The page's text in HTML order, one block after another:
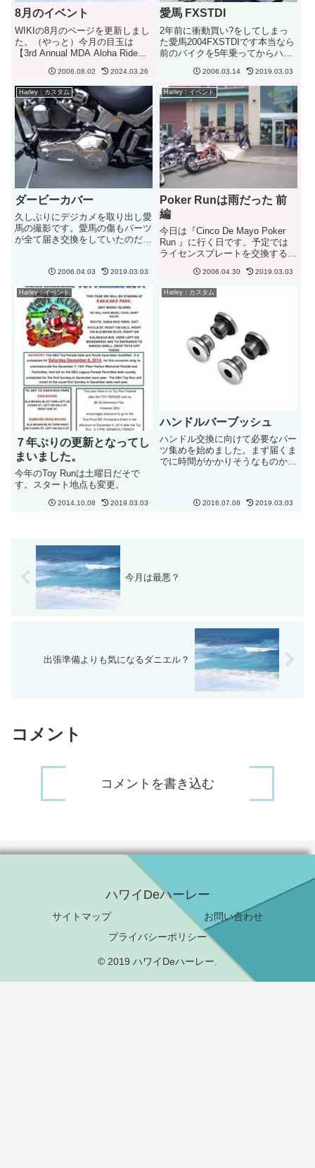
8月のイベント
WIKIの8月のページを更新しまし
た。（やっと）今月の目玉は
【3rd Annual MDA Aloha Ride】
Association（筋ジストロフィー
協会）への寄付金集めを行うイベ
ントで、寄付...
2006.08.02 2024.03.26
愛馬 FXSTDI
2年前に衝動買い?をしてしまっ
た愛馬2004FXSTDIです本当なら
前のバイクを5年乗ってからハー
度かディーラーに見に行っている
うちに買ってしまいました。買う
ときにマフラー、排気系、ロウダ
ウンを行い、1年間でリ...
2006.03.14 2019.03.03
Harley：カスタム
ダービーカバー
久しぶりにデジカメを取り出し愛
馬の撮影です。愛馬の傷もパーツ
が全て届き交換をしていたのだ
ダービーカバーebayで新品を落
札！送料込みで＄４０ですみまし
た。ディーラーで買うよりも...
2006.04.03 2019.03.03
Harley：イベント
Poker Runは雨だった 前
編
今日は『Cinco De Mayo Poker
Run 』に行く日です。予定では
ライセンスプレートを交換するは
（単なる朝寝坊）、先週雨に降ら
れて汚れが少し目立つデュースち
ゃんをきれいにすることに。予定
では０９：０...
2006.04.30 2019.03.03
Harley：イベント
７年ぶりの更新となってし
まいました。
今年のToy Runは土曜日だそで
す。スタート地点も変更。
2014.10.08 2019.03.03
Harley：カスタム
ハンドルバーブッシュ
ハンドル交換に向けて必要なパー
ツ集めを始めました。まず届くま
でに時間がかかりそうなものから
に頼むと届くのがだいたい2週間
2016.07.08 2019.03.03
今月は最悪？
出張準備よりも気になるダニエル？
コメント
コメントを書き込む
ハワイDeハーレー
サイトマップ
お問い合わせ
プライバシーポリシー
© 2019 ハワイDeハーレー.